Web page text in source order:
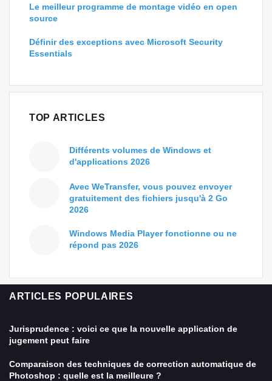
Le meilleur programme de montage vidéo en open
source
Définir des exceptions avec Microsoft Security
Essentials
TOP ARTICLES
Différents volumes de Windows et
d'applications 2026
Avec WeTransfer, vous pouvez envoyer
gratuitement des fichiers jusqu'à 2 Go
2026
Windows Media Player fonctionne ou ne
répond pas 2026
ARTICLES POPULAIRES
Jurisprudence : voici ce que la nouvelle application de
jugement peut faire
Comparaison des techniques de correction automatique de
Photoshop : quelle est la meilleure ?